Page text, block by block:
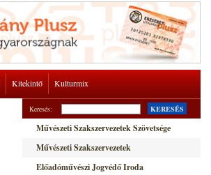
Kitekintő Kulturmix
Keresés: KERESÉS
Művészeti Szakszervezetek Szövetsége
Művészeti Szakszervezetek
Előadóművészi Jogvédő Iroda